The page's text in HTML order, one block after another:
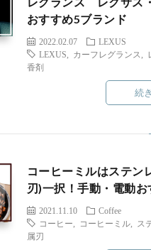
おすすめ5ブランド
2022.02.07
LEXUS
LEXUS
カーフレグランス
香剤
続
コーヒーミルはステン
刃)一択！手動・電動お
2021.11.10
Coffee
コーヒー
コーヒーミル, ス
属刃